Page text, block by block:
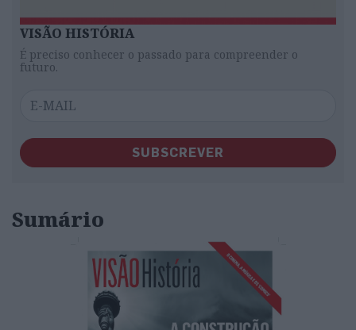
VISÃO HISTÓRIA
É preciso conhecer o passado para compreender o
futuro.
SUBSCREVER
Sumário